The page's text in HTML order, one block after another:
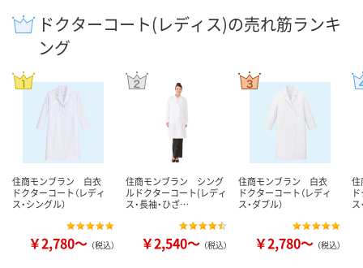
ドクターコート(レディス)の売れ筋ランキ
ング
住商モンブラン 白衣
ドクターコート（レディ
ス・シングル）
￥2,780～ （税込）
住商モンブラン シング
ルドクターコート(レディ
ス・長袖・ひざ…
￥2,540～ （税込）
住商モンブラン 白衣
ドクターコート（レディ
ス・ダブル）
￥2,780～ （税込）
ス